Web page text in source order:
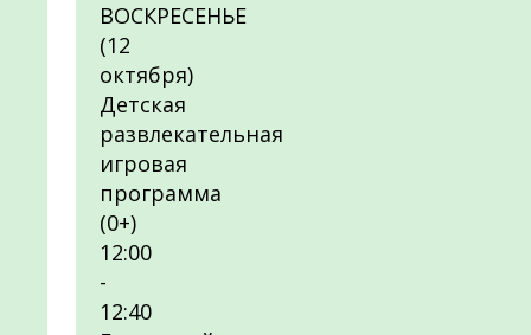
ВОСКРЕСЕНЬЕ
(12
октября)
Детская
развлекательная
игровая
программа
(0+)
12:00
-
12:40